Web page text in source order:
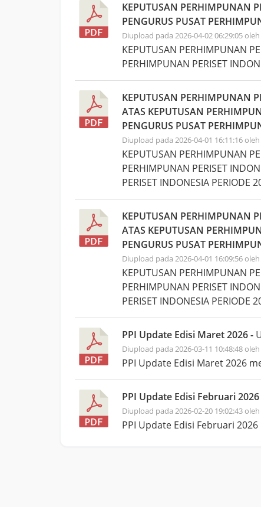
KEPUTUSAN PERHIMPUNAN
PENGURUS PUSAT
Diupload pada 2026-04-02 06:29:05
KEPUTUSAN PERHIMPUNAN
PERHIMPUNAN PERISET
KEPUTUSAN PERHIMPUNAN
ATAS KEPUTUSAN
PENGURUS PUSAT
Diupload pada 2026-04-01 16:11:16
KEPUTUSAN PERHIMPUNAN
PERHIMPUNAN PERISET
PERISET INDONESIA PERIODE
KEPUTUSAN PERHIMPUNAN
ATAS KEPUTUSAN
PENGURUS PUSAT
Diupload pada 2026-04-01 16:09:56
KEPUTUSAN PERHIMPUNAN
PERHIMPUNAN PERISET
PERISET INDONESIA PERIODE
PPI Update Edisi Maret 2026 -
Diupload pada 2026-03-11 10:48:48
PPI Update Edisi Maret 2026
PPI Update Edisi Februari 2026
Diupload pada 2026-02-20 19:02:43
PPI Update Edisi Februari